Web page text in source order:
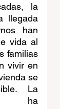
la
llegada
han
vida al
familias
vivir en
se
La
ha